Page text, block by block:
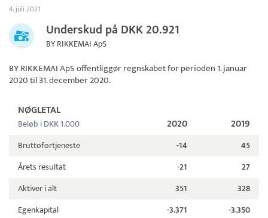
4. juli 2021
Underskud på DKK 20.921
BY RIKKEMAI ApS
BY RIKKEMAI ApSoffentliggør regnskabet for perioden 1. januar
2020 til 31. december 2020.
NØGLETAL
Beløb i DKK 1.000 2020 2019
Bruttofortjeneste -14
45
Årets resultat
-21
27
Aktiver i alt
351
328
Egenkapital
-3.371 -3.350